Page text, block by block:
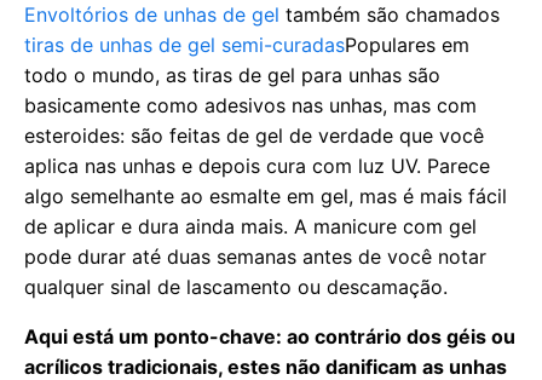
Envoltórios de unhas de gel também são chamados
tiras de unhas de gel semi-curadasPopulares em
todo o mundo, as tiras de gel para unhas são
basicamente como adesivos nas unhas, mas com
esteroides: são feitas de gel de verdade que você
aplica nas unhas e depois cura com luz UV. Parece
algo semelhante ao esmalte em gel, mas é mais fácil
de aplicar e dura ainda mais. A manicure com gel
pode durar até duas semanas antes de você notar
qualquer sinal de lascamento ou descamação.
Aqui está um ponto-chave: ao contrário dos géis ou
acrílicos tradicionais, estes não danificam as unhas